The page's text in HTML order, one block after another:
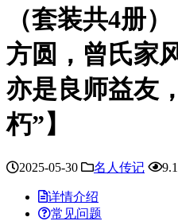
（套装共4册
方圆，曾氏家
亦是良师益友
朽”】
2025-05-30 名人传记
详情介绍
常见问题